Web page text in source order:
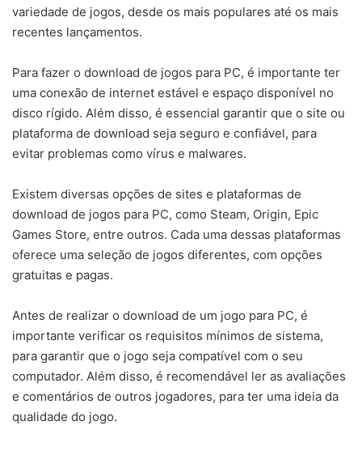
variedade de jogos, desde os mais populares até os mais
recentes lançamentos.
Para fazer o download de jogos para PC, é importante ter
uma conexão de internet estável e espaço disponível no
disco rígido. Além disso, é essencial garantir que o site ou
plataforma de download seja seguro e confiável, para
evitar problemas como vírus e malwares.
Existem diversas opções de sites e plataformas de
download de jogos para PC, como Steam, Origin, Epic
Games Store, entre outros. Cada uma dessas plataformas
oferece uma seleção de jogos diferentes, com opções
gratuitas e pagas.
Antes de realizar o download de um jogo para PC, é
importante verificar os requisitos mínimos de sistema,
para garantir que o jogo seja compatível com o seu
computador. Além disso, é recomendável ler as avaliações
e comentários de outros jogadores, para ter uma ideia da
qualidade do jogo.